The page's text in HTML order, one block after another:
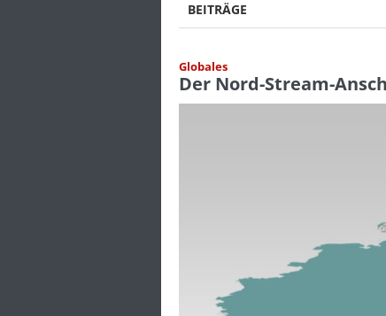
BEITRÄGE
Globales
Der Nord-Stream-